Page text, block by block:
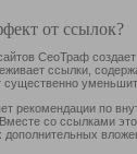
от ссылок?
СеоТраф
ссылки,
существенно
рекомендации по
со ссылками